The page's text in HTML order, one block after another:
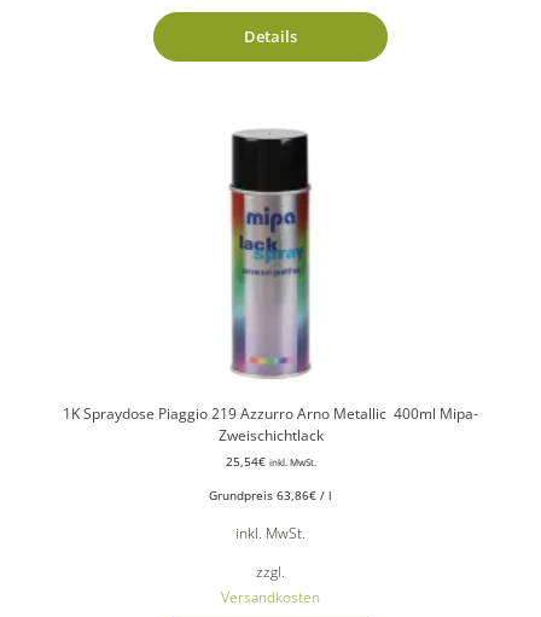
Details
1K Spraydose Piaggio 219 Azzurro Arno Metallic 400ml Mipa-
Zweischichtlack
25,54€ inkl. MwSt.
Grundpreis 63,86€ / l
inkl. MwSt.
zzgl.
Versandkosten